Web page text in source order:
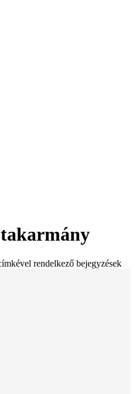
rendelkező bejegyzések